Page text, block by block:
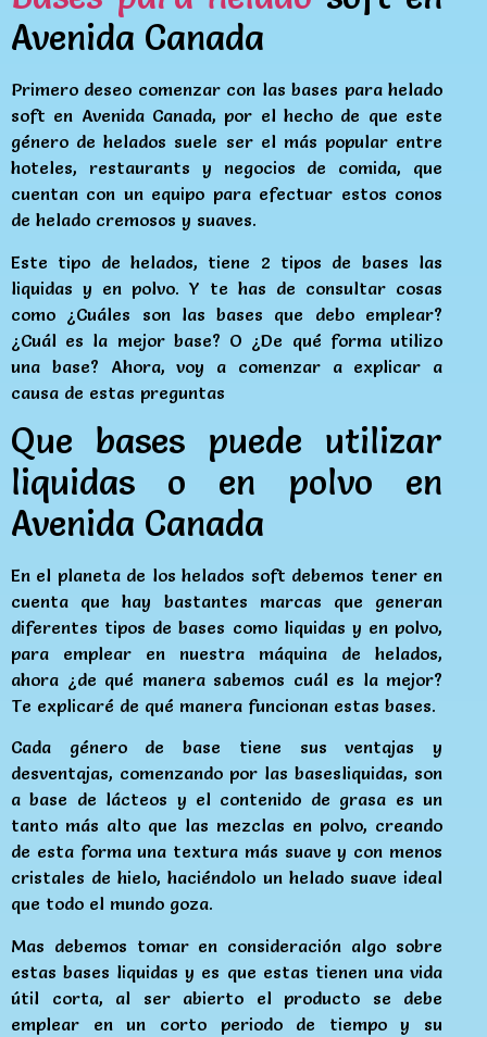
Avenida Canada
Primero deseo comenzar con las bases para helado
soft en Avenida Canada, por el hecho de que este
género de helados suele ser el más popular entre
hoteles, restaurants y negocios de comida, que
cuentan con un equipo para efectuar estos conos
de helado cremosos y suaves.
Este tipo de helados, tiene 2 tipos de bases las
liquidas y en polvo. Y te has de consultar cosas
como ¿Cuáles son las bases que debo emplear?
¿Cuál es la mejor base? O ¿De qué forma utilizo
una base? Ahora, voy a comenzar a explicar a
causa de estas preguntas
Que bases puede utilizar
liquidas o en polvo en
Avenida Canada
En el planeta de los helados soft debemos tener en
cuenta que hay bastantes marcas que generan
diferentes tipos de bases como liquidas y en polvo,
para emplear en nuestra máquina de helados,
ahora ¿de qué manera sabemos cuál es la mejor?
Te explicaré de qué manera funcionan estas bases.
Cada género de base tiene sus ventajas y
desventajas, comenzando por las basesliquidas, son
a base de lácteos y el contenido de grasa es un
tanto más alto que las mezclas en polvo, creando
de esta forma una textura más suave y con menos
cristales de hielo, haciéndolo un helado suave ideal
que todo el mundo goza.
Mas debemos tomar en consideración algo sobre
estas bases liquidas y es que estas tienen una vida
útil corta, al ser abierto el producto se debe
emplear en un corto periodo de tiempo y su